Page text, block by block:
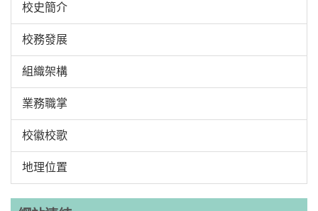
校史簡介
校務發展
組織架構
業務職掌
校徽校歌
地理位置